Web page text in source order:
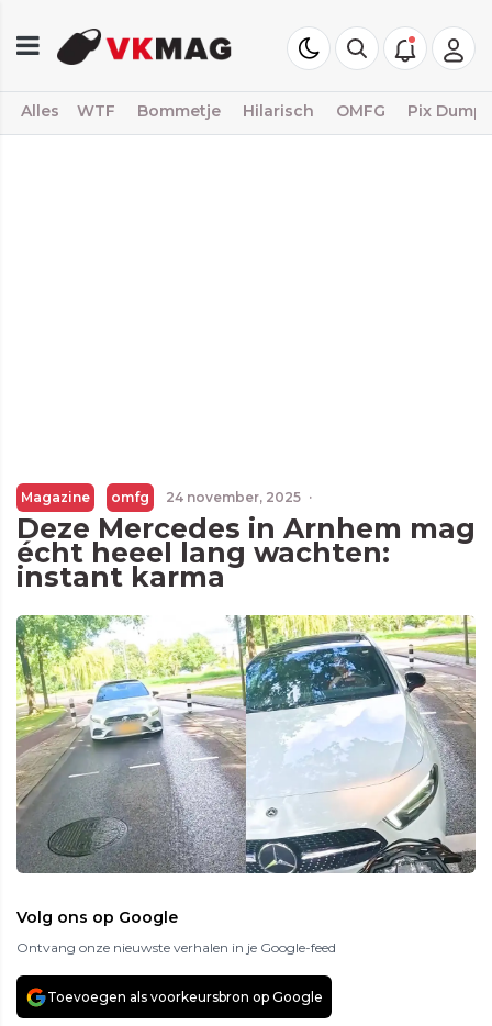
Alles WTF Bommetje Hilarisch OMFG Pix Dump
Magazine omfg 24 november, 2025 ·
Deze Mercedes in Arnhem mag
écht heeel lang wachten:
instant karma
Volg ons op Google
Ontvang onze nieuwste verhalen in je Google-feed
Toevoegen als voorkeursbron op Google